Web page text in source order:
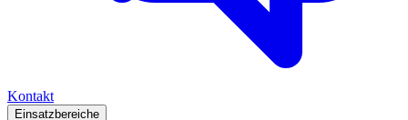
Kontakt
Einsatzbereiche